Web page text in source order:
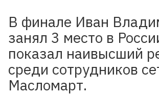
В финале Иван
занял 3 место в
показал наивысший
среди сотрудников
Масломарт.